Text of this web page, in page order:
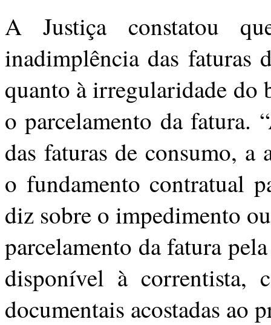
A Justiça constatou
inadimplência das faturas
quanto à irregularidade do
o parcelamento da fatura.
das faturas de consumo, a
o fundamento contratual
diz sobre o impedimento
parcelamento da fatura
disponível à correntista,
documentais acostadas ao